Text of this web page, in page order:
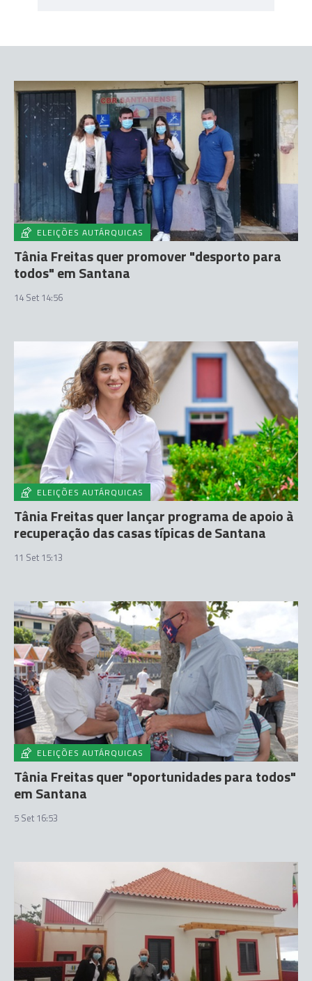
ELEIÇÕES AUTÁRQUICAS
Tânia Freitas quer promover "desporto para
todos" em Santana
14 Set 14:56
ELEIÇÕES AUTÁRQUICAS
Tânia Freitas quer lançar programa de apoio à
recuperação das casas típicas de Santana
11 Set 15:13
ELEIÇÕES AUTÁRQUICAS
Tânia Freitas quer "oportunidades para todos"
em Santana
5 Set 16:53